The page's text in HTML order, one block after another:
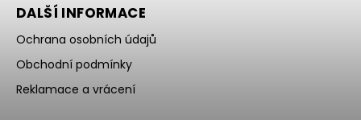
DALŠÍ INFORMACE
Ochrana osobních údajů
Obchodní podmínky
Reklamace a vrácení